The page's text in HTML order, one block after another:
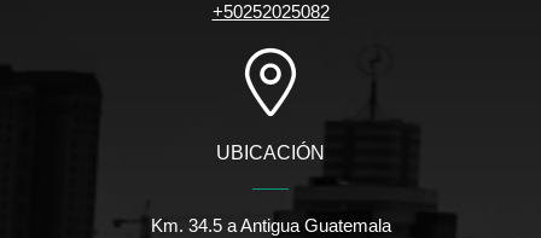
+50252025082
UBICACIÓN
Km. 34.5 a Antigua Guatemala